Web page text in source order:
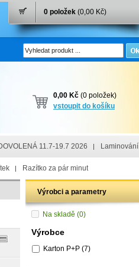
0 položek (0,00 Kč)
0,00 Kč (0 položek)
vstoupit do košíku
11.7-19.7 2026 Laminování
Razítko za pár minut
Výrobci a parametry
Na skladě (0)
Výrobce
Karton P+P (7)